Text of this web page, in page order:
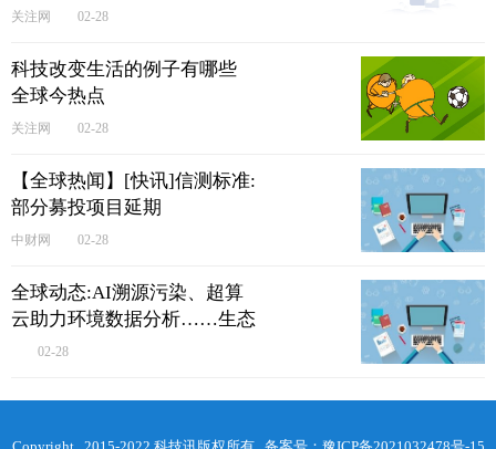
关注网 02-28
科技改变生活的例子有哪些
全球今热点
关注网 02-28
【全球热闻】[快讯]信测标准:
部分募投项目延期
中财网 02-28
全球动态:AI溯源污染、超算
云助力环境数据分析……生态
环境从“治”理走向“智”理
02-28